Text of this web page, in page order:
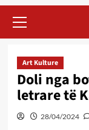
Menu
Art Kulture
Doli nga
letrare të
28/04/2024